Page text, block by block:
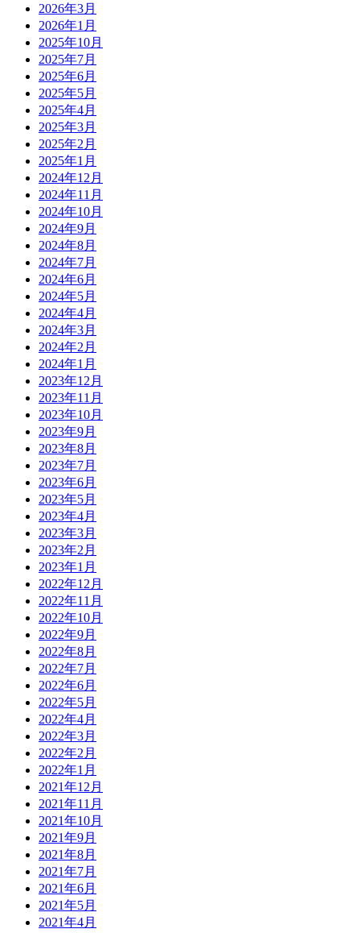
2026年3月
2026年1月
2025年10月
2025年7月
2025年6月
2025年5月
2025年4月
2025年3月
2025年2月
2025年1月
2024年12月
2024年11月
2024年10月
2024年9月
2024年8月
2024年7月
2024年6月
2024年5月
2024年4月
2024年3月
2024年2月
2024年1月
2023年12月
2023年11月
2023年10月
2023年9月
2023年8月
2023年7月
2023年6月
2023年5月
2023年4月
2023年3月
2023年2月
2023年1月
2022年12月
2022年11月
2022年10月
2022年9月
2022年8月
2022年7月
2022年6月
2022年5月
2022年4月
2022年3月
2022年2月
2022年1月
2021年12月
2021年11月
2021年10月
2021年9月
2021年8月
2021年7月
2021年6月
2021年5月
2021年4月